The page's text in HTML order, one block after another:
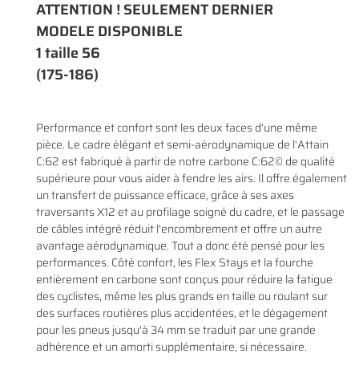
VALIDER VOTRE PANIER
En cochant cette case, vous consentez à recevoir nos propositions commerciales à
l'adresse email indiqué ci-dessus. Vous pouvez vous désinscrire à tout moment en
INSCRIPTION
ATTENTION ! SEULEMENT DERNIER
MODELE DISPONIBLE
1 taille 56
(175-186)
Performance et confort sont les deux faces d’une même
pièce. Le cadre élégant et semi-aérodynamique de l'Attain
C:62 est fabriqué à partir de notre carbone C:62© de qualité
supérieure pour vous aider à fendre les airs. Il offre également
un transfert de puissance efficace, grâce à ses axes
traversants X12 et au profilage soigné du cadre, et le passage
de câbles intégré réduit l'encombrement et offre un autre
avantage aérodynamique. Tout a donc été pensé pour les
performances. Côté confort, les Flex Stays et la fourche
entièrement en carbone sont conçus pour réduire la fatigue
des cyclistes, même les plus grands en taille ou roulant sur
des surfaces routières plus accidentées, et le dégagement
pour les pneus jusqu'à 34 mm se traduit par une grande
adhérence et un amorti supplémentaire, si nécessaire.